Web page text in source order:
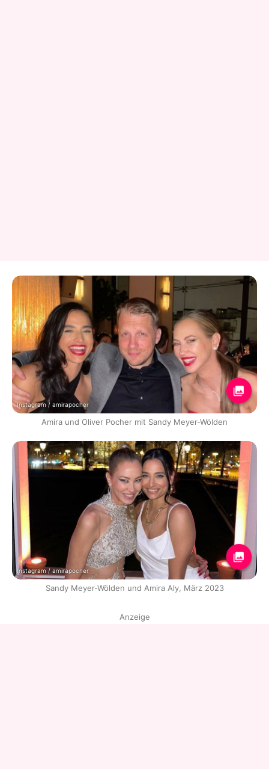
Instagram / amirapocher
Amira und Oliver Pocher mit Sandy Meyer-Wölden
Instagram / amirapocher
Sandy Meyer-Wölden und Amira Aly, März 2023
Anzeige